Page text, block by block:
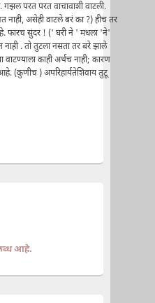
परत परत वाचावाशी वाटली.
असेही वाटले बरं का ?) हीच तर
फारच सुंदर ! (' घरी ने ' मधला 'ने'
नाही . तो तुटला नसता तर बरे झाले
काही अर्थच नाही; कारण
(कुणीच ) अपरिहार्यतेशिवाय तुटू
आहे.